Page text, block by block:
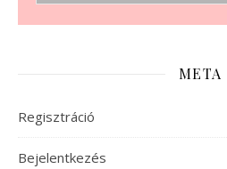
META
Regisztráció
Bejelentkezés